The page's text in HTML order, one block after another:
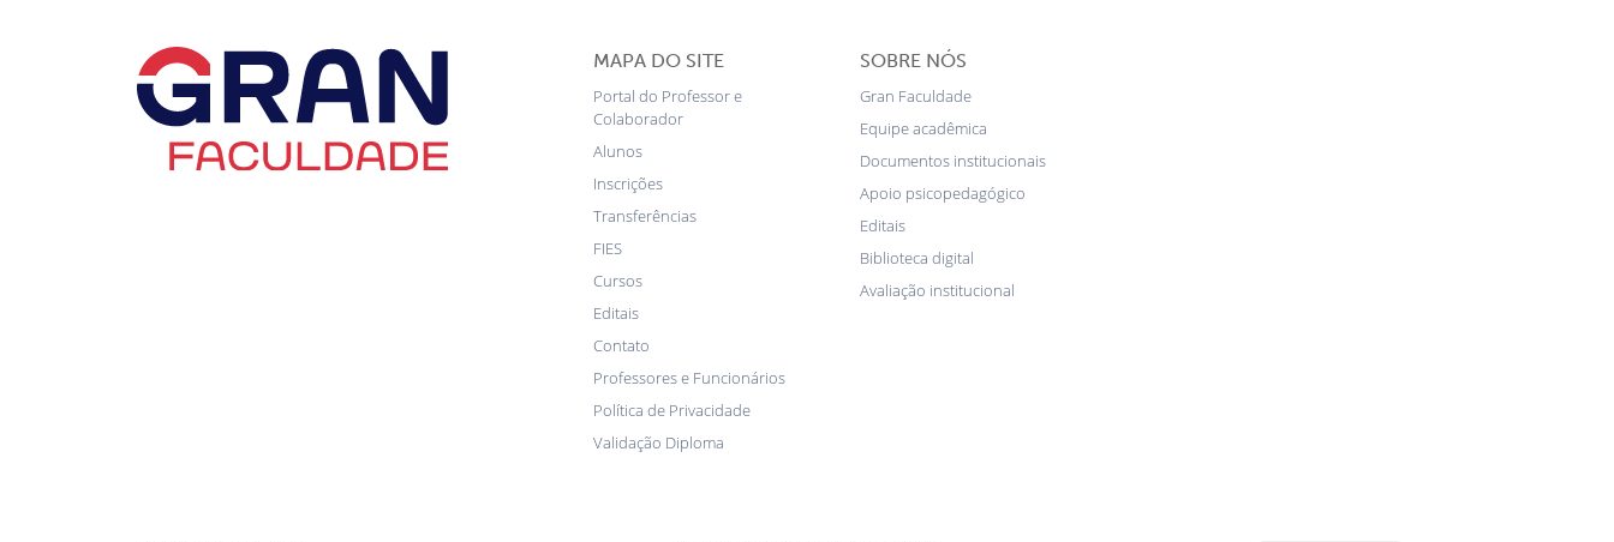
MAPA DO SITE
Portal do Professor e
Colaborador
Alunos
Inscrições
Transferências
FIES
Cursos
Editais
Contato
Professores e Funcionários
Política de Privacidade
Validação Diploma
SOBRE NÓS
Gran Faculdade
Equipe acadêmica
Documentos institucionais
Apoio psicopedagógico
Editais
Biblioteca digital
Avaliação institucional